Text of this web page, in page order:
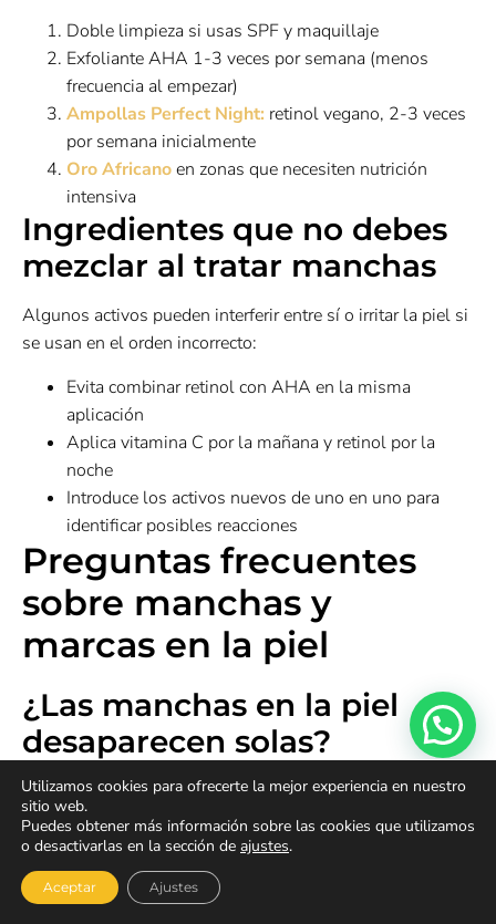
Doble limpieza si usas SPF y maquillaje
Exfoliante AHA 1-3 veces por semana (menos
frecuencia al empezar)
Ampollas Perfect Night: retinol vegano, 2-3 veces
por semana inicialmente
Oro Africanoen zonas que necesiten nutrición
intensiva
Ingredientes que no debes
mezclar al tratar manchas
Algunos activos pueden interferir entre sí o irritar la piel si
se usan en el orden incorrecto:
Evita combinar retinol con AHA en la misma
aplicación
Aplica vitamina C por la mañana y retinol por la
noche
Introduce los activos nuevos de uno en uno para
identificar posibles reacciones
Preguntas frecuentes
sobre manchas y
marcas en la piel
¿Las manchas en la piel
desaparecen solas?
Depende del tipo. Las marcas rojas post-acné pueden
resolverse solas en 3-6 meses. Las manchas oscuras por
HPi tardan entre 6 meses y 2 años sin tratamiento. Los
lentigos solares no desaparecen sin intervención. El
melasma requiere tratamiento activo y mantenimiento
Utilizamos cookies para ofrecerte la mejor experiencia en nuestro
sitio web.
Puedes obtener más información sobre las cookies que utilizamos
o desactivarlas en la sección de ajustes.
Aceptar Ajustes